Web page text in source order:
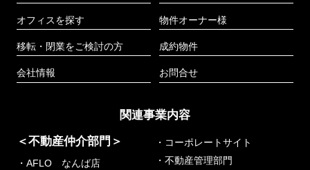
オフィスを探す
移転・閉業をご検討の方
会社情報
物件オーナー様
成約物件
お問合せ
関連事業内容
＜不動産仲介部門＞
・AFLO なんば店
・コーポレートサイト
・不動産管理部門